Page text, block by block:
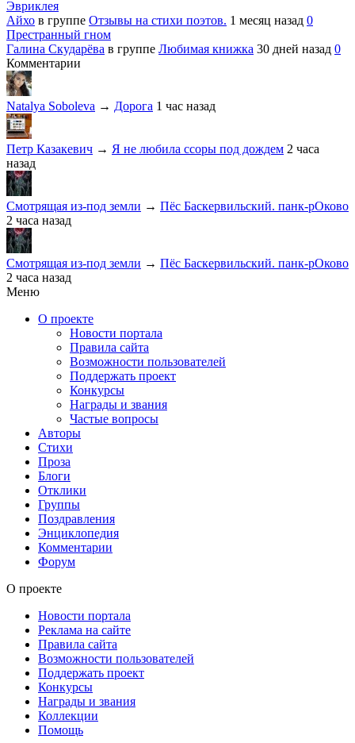
Эвриклея
Айхо в группе Отзывы на стихи поэтов. 1 месяц назад 0
Престранный гном
Галина Скударёва в группе Любимая книжка 30 дней назад 0
Комментарии
Natalya Soboleva → Дорога 1 час назад
Петр Казакевич → Я не любила ссоры под дождем 2 часа
назад
Смотрящая из-под земли → Пёс Баскервильский. панк-рОково
2 часа назад
Смотрящая из-под земли → Пёс Баскервильский. панк-рОково
2 часа назад
Меню
О проекте
Новости портала
Правила сайта
Возможности пользователей
Поддержать проект
Конкурсы
Награды и звания
Частые вопросы
Авторы
Стихи
Проза
Блоги
Отклики
Группы
Поздравления
Энциклопедия
Комментарии
Форум
О проекте
Новости портала
Реклама на сайте
Правила сайта
Возможности пользователей
Поддержать проект
Конкурсы
Награды и звания
Коллекции
Помощь